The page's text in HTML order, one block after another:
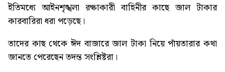
ইতিমধ্যে আইনশৃঙ্খলা রক্ষাকারী বাহিনীর কাছে জাল টাকার
কারবারিরা ধরা পড়েছে।
তাদের কাছ থেকে ঈদ বাজারে জাল টাকা নিয়ে পাঁয়তারার কথা
জানতে পেরেছেন তদন্ত সংশ্লিষ্টরা।